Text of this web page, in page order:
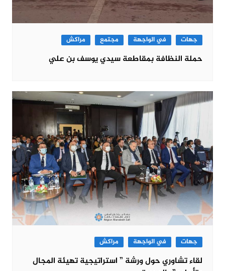
جهات في الواجهة مجتمع مراكش
حملة النظافة بمقاطعة سيدي يوسف بن علي
جهات في الواجهة مراكش
لقاء تشاوري حول ورشة ” استراتيجية تهيئة المجال